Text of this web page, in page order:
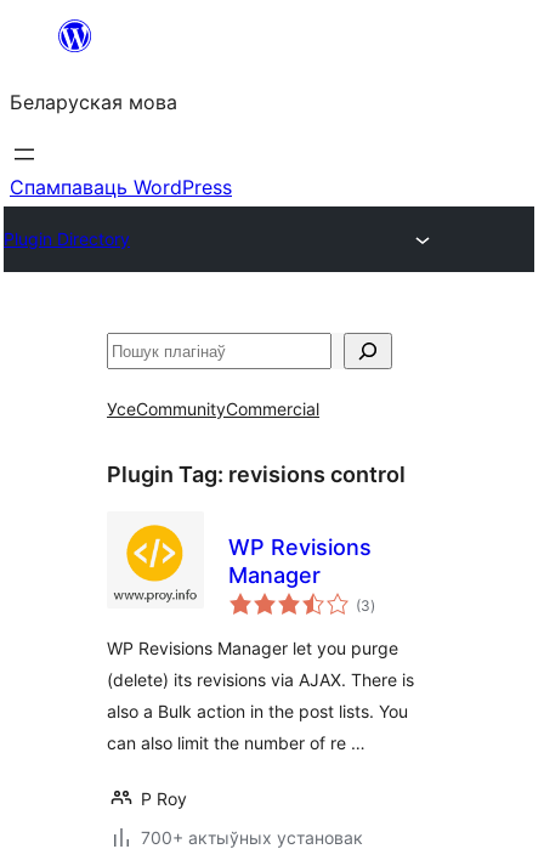
Перайсці
змесціва
Беларуская мова
Спампаваць WordPress
Plugin Directory
Пошук
УсеCommunityCommercial
Plugin Tag: revisions control
WP Revisions
Manager
(3total
ratings
)
WP Revisions Manager let you purge
(delete) its revisions via AJAX. There is
also a Bulk action in the post lists. You
can also limit the number of re …
P Roy
700+ актыўных установак